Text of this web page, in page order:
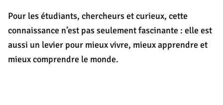
Pour les étudiants, chercheurs et curieux, cette
connaissance n’est pas seulement fascinante : elle est
aussi un levier pour mieux vivre, mieux apprendre et
mieux comprendre le monde.